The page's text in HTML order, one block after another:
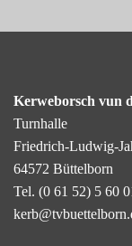
Kerweborsch vun
Turnhalle
Friedrich-Ludwig-
64572 Büttelborn
Tel. (0 61 52) 5 60